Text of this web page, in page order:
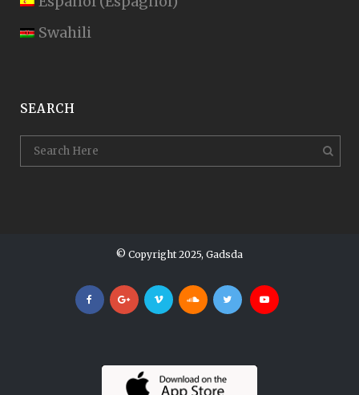
Swahili
SEARCH
© Copyright 2025, Gadsda